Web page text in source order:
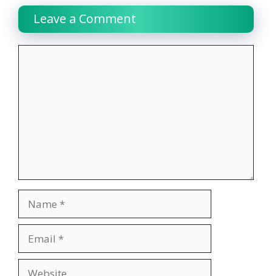
Leave a Comment